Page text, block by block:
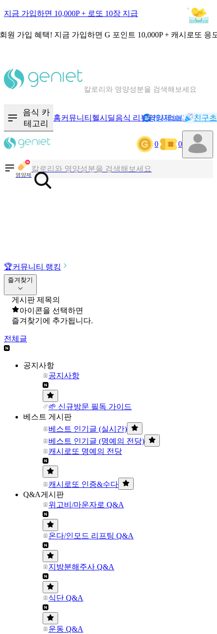
지금 가입하면 10,000P + 로또 10장 지급
원 가입 혜택! 지금 가입하면 G 포인트 10,000P + 캐시로또 응
칼로리와 영양성분을 검색해보세요
음식 카
테고리
홈커뮤니티 헬시딜음식 리뷰영양제NEW기록
캐시리뷰 친구
0 0
영양제
칼로리와 영양성분을 검색해보세요
혈당 · 다이어트 음식 검색해보세요
🏆커뮤니티 랭킹
즐겨찾기
게시판 제목의
아이콘을 선택하면
즐겨찾기에 추가됩니다.
전체글
공지사항
공지사항
🌱 신규방문 필독 가이드
베스트 게시판
베스트 인기글 (실시간)
베스트 인기글 (명예의 전당)
캐시로또 명예의 전당
캐시로또 인증&수다
Q&A게시판
위고비/마운자로 Q&A
온다/인모드 리프팅 Q&A
지방분해주사 Q&A
식단 Q&A
운동 Q&A